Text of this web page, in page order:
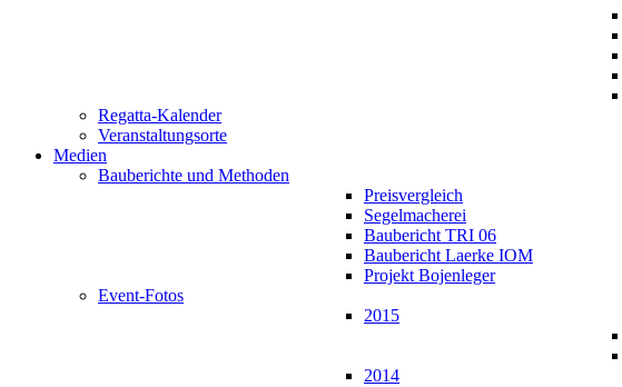
Regatta-Kalender
Veranstaltungsorte
Medien
Bauberichte und Methoden
Preisvergleich
Segelmacherei
Baubericht TRI 06
Baubericht Laerke IOM
Projekt Bojenleger
Event-Fotos
2015
2014